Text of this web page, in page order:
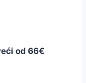
od 66€